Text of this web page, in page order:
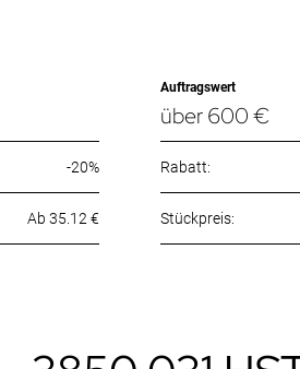
Auftragswert
über 600 €
-20% Rabatt:
Ab 35.12 €